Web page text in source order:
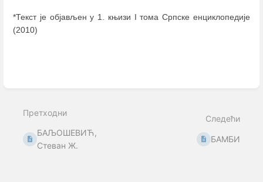
*Текст је објављен у 1. књизи I тома Српске енциклопедије
(2010)
Претходни
БАЉОШЕВИЋ,
Стеван Ж.
Следећи
БАМБИ